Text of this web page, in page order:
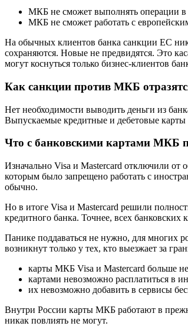
МКБ не сможет выполнять операции в
МКБ не сможет работать с
На обычных клиентов банка санкции ЕС
сохраняются. Новые не предвидятся. Это
могут коснуться только бизнес-клиентов
Как санкции против МКБ
Нет необходимости выводить деньги из
Выпускаемые кредитные и дебетовые карты
Что с банковскими картами МКБ
Изначально Visa и Mastercard отключили
которым было запрещено работать с
обычно.
Но в итоге Visa и Mastercard решили
кредитного банка. Точнее, всех банковских
Панике поддаваться не нужно, для многих
возникнут только у тех, кто выезжает за
карты МКБ Visa и Mastercard больше
картами невозможно расплатиться в
их невозможно добавить в сервисы
Внутри России карты МКБ работают в
никак повлиять не могут.